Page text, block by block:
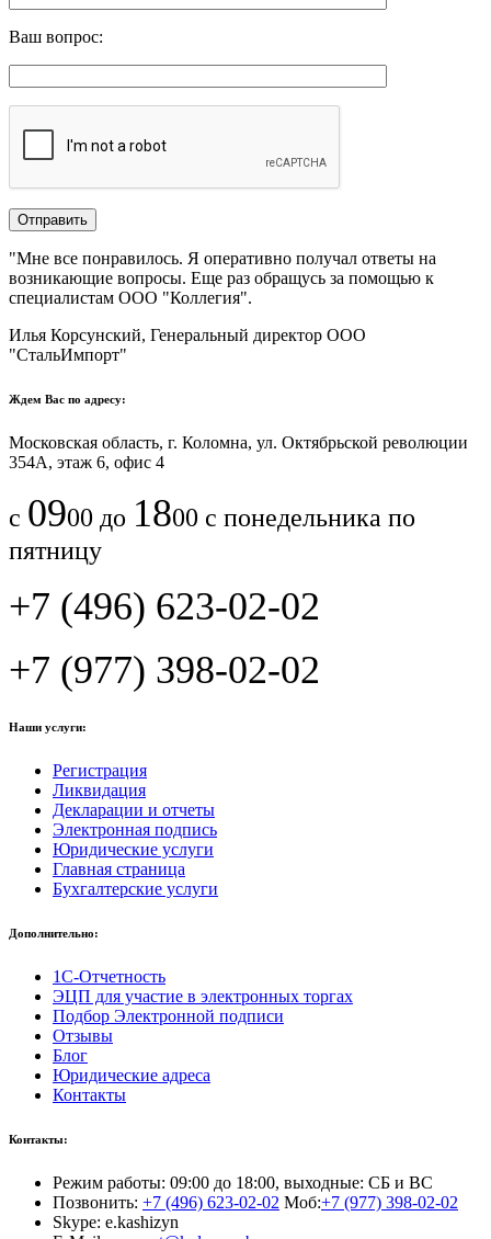
Ваш вопрос:
"Мне все понравилось.​ ​Я оперативно получал ответы на
возникающие вопросы. Еще раз обращусь за помощью к
специалистам ООО "Коллегия".​
Илья Корсунский, Генеральный директор ООО
"СтальИмпорт"
Ждем Вас по адресу:
Московская область, г. Коломна, ул. Октябрьской революции
354А, этаж 6, офис 4
с 0900 до 1800 с понедельника по
пятницу
+7 (496) 623-02-02
+7 (977) 398-02-02
Наши услуги:
Регистрация
Ликвидация
Декларации и отчеты
Электронная подпись
Юридические услуги
Главная страница
Бухгалтерские услуги
Дополнительно:
1С-Отчетность
ЭЦП для участие в электронных торгах
Подбор Электронной подписи
Отзывы
Блог
Юридические адреса
Контакты
Контакты:
Режим работы: 09:00 до 18:00, выходные: СБ и ВС
Позвонить: +7 (496) 623-02-02 Моб:+7 (977) 398-02-02
Skype: e.kashizyn